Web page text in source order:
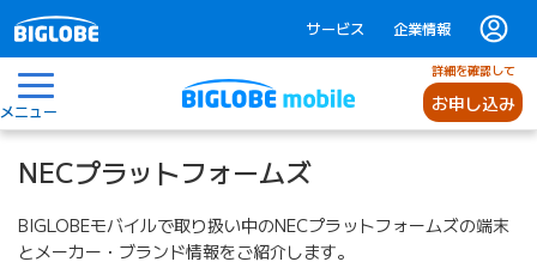
サービス 企業情報
メニュー
詳細を確認して
お申し込み
NECプラットフォームズ
BIGLOBEモバイルで取り扱い中のNECプラットフォームズの端末
とメーカー・ブランド情報をご紹介します。